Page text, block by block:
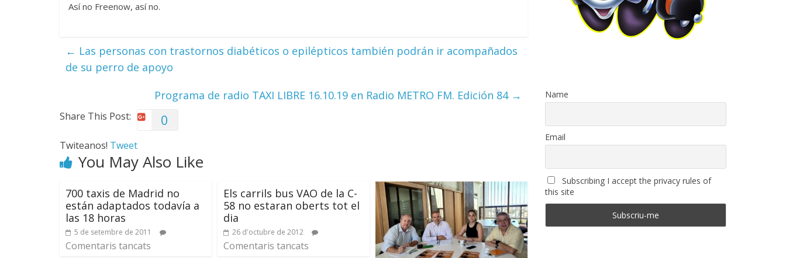
Así no Freenow, así no.
← Las personas con trastornos diabéticos o epilépticos también podrán ir acompañados
de su perro de apoyo
Programa de radio TAXI LIBRE 16.10.19 en Radio METRO FM. Edición 84 →
Share This Post: 0
Twiteanos! Tweet
You May Also Like
700 taxis de Madrid no
están adaptados todavía a
las 18 horas
5 de setembre de 2011
Comentaris tancats
Els carrils bus VAO de la C-
58 no estaran oberts tot el
dia
26 d'octubre de 2012
Comentaris tancats
Name
Email
Subscribing I accept the privacy rules of
this site